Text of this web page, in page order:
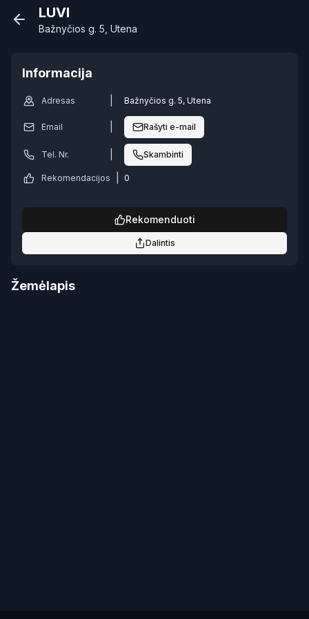
LUVI
Bažnyčios g. 5, Utena
Informacija
Adresas Bažnyčios g. 5, Utena
Email Rašyti e-mail
Tel. Nr. Skambinti
Rekomendacijos 0
Rekomenduoti
Dalintis
Žemėlapis